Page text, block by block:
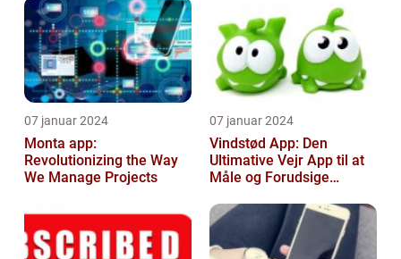
07 januar 2024
Monta app:
Revolutionizing the Way
We Manage Projects
07 januar 2024
Vindstød App: Den
Ultimative Vejr App til at
Måle og Forudsige